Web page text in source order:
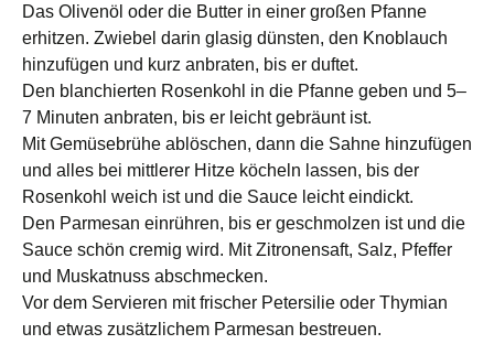
Das Olivenöl oder die Butter in einer großen Pfanne
erhitzen. Zwiebel darin glasig dünsten, den Knoblauch
hinzufügen und kurz anbraten, bis er duftet.
Den blanchierten Rosenkohl in die Pfanne geben und 5–
7 Minuten anbraten, bis er leicht gebräunt ist.
Mit Gemüsebrühe ablöschen, dann die Sahne hinzufügen
und alles bei mittlerer Hitze köcheln lassen, bis der
Rosenkohl weich ist und die Sauce leicht eindickt.
Den Parmesan einrühren, bis er geschmolzen ist und die
Sauce schön cremig wird. Mit Zitronensaft, Salz, Pfeffer
und Muskatnuss abschmecken.
Vor dem Servieren mit frischer Petersilie oder Thymian
und etwas zusätzlichem Parmesan bestreuen.